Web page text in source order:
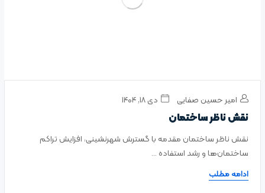
امیر حسین صفایی دی ۱۸, ۱۴۰۴
نقش ناظر ساختمان
نقش ناظر ساختمان مقدمه با گسترش شهرنشینی، افزایش تراکم
ساختمان‌ها و رشد استفاده ...
ادامه مطلب